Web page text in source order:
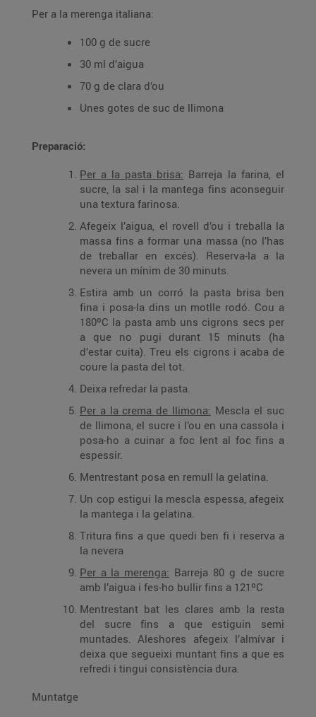
Per a la merenga italiana:
100 g de sucre
30 ml d’aigua
70 g de clara d’ou
Unes gotes de suc de llimona
Preparació:
Per a la pasta brisa: Barreja la farina, el
sucre, la sal i la mantega fins aconseguir
una textura farinosa.
Afegeix l’aigua, el rovell d’ou i treballa la
massa fins a formar una massa (no l’has
de treballar en excés). Reserva-la a la
nevera un mínim de 30 minuts.
Estira amb un corró la pasta brisa ben
fina i posa-la dins un motlle rodó. Cou a
180ºC la pasta amb uns cigrons secs per
a que no pugi durant 15 minuts (ha
d’estar cuita). Treu els cigrons i acaba de
coure la pasta del tot.
Deixa refredar la pasta.
Per a la crema de llimona: Mescla el suc
de llimona, el sucre i l’ou en una cassola i
posa-ho a cuinar a foc lent al foc fins a
espessir.
Mentrestant posa en remull la gelatina.
Un cop estigui la mescla espessa, afegeix
la mantega i la gelatina.
Tritura fins a que quedi ben fi i reserva a
la nevera
Per a la merenga: Barreja 80 g de sucre
amb l’aigua i fes-ho bullir fins a 121ºC
Mentrestant bat les clares amb la resta
del sucre fins a que estiguin semi
muntades. Aleshores afegeix l’almívar i
deixa que segueixi muntant fins a que es
refredi i tingui consistència dura.
Muntatge